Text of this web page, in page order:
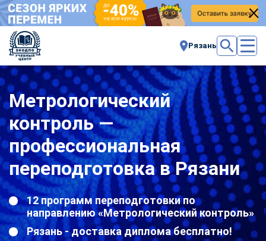
Рязань
Метрологический
контроль —
профессиональная
переподготовка в Рязани
12 программ переподготовки по
направлению «Метрологический контроль»
Рязань - доставка диплома бесплатно!